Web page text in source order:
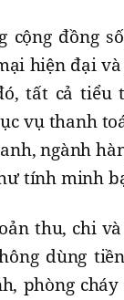
cộng đồng
hiện đại
tất cả
vụ thanh
ngành
tính minh
thu, chi
dùng
phòng